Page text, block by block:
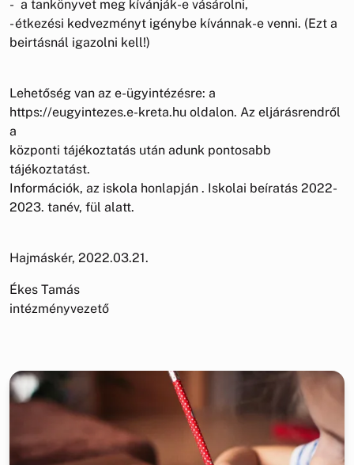
- a tankönyvet meg kívánják-e vásárolni,
- étkezési kedvezményt igénybe kívánnak-e venni. (Ezt a
beirtásnál igazolni kell!)
Lehetőség van az e-ügyintézésre: a
https://eugyintezes.e-kreta.hu oldalon. Az eljárásrendről
a
központi tájékoztatás után adunk pontosabb
tájékoztatást.
Információk, az iskola honlapján . Iskolai beíratás 2022-
2023. tanév, fül alatt.
Hajmáskér, 2022.03.21.
Ékes Tamás
intézményvezető